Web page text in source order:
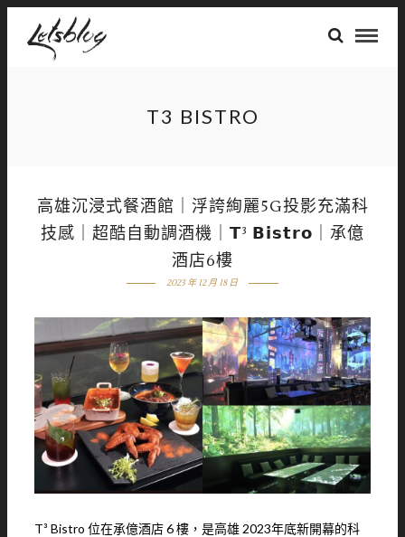
T3 BISTRO
高雄沉浸式餐酒館｜浮誇絢麗5G投影充滿科
技感｜超酷自動調酒機｜𝗧³ 𝗕𝗶𝘀𝘁𝗿𝗼｜承億
酒店6樓
2023 年 12 月 18 日
T³ Bistro 位在承億酒店 6 樓，是高雄 2023年底新開幕的科